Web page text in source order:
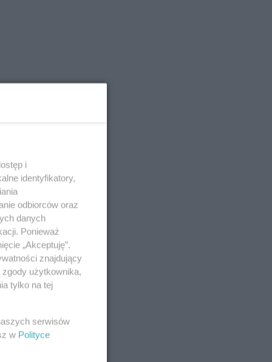
i
identyfikatory,
odbiorców oraz
danych
Ponieważ
„Akceptuję”.
znajdujący
użytkownika,
tylko na tej
serwisów
w Polityce